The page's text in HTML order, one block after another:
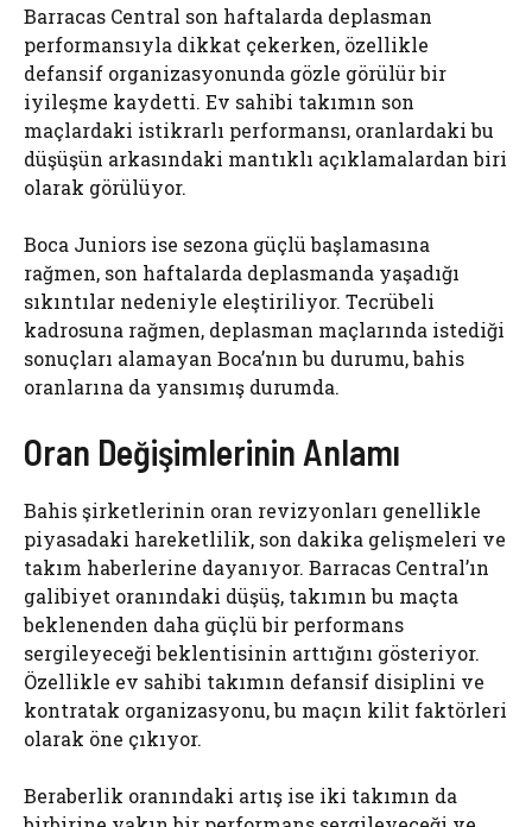
Barracas Central son haftalarda deplasman
performansıyla dikkat çekerken, özellikle
defansif organizasyonunda gözle görülür bir
iyileşme kaydetti. Ev sahibi takımın son
maçlardaki istikrarlı performansı, oranlardaki bu
düşüşün arkasındaki mantıklı açıklamalardan biri
olarak görülüyor.
Boca Juniors ise sezona güçlü başlamasına
rağmen, son haftalarda deplasmanda yaşadığı
sıkıntılar nedeniyle eleştiriliyor. Tecrübeli
kadrosuna rağmen, deplasman maçlarında istediği
sonuçları alamayan Boca’nın bu durumu, bahis
oranlarına da yansımış durumda.
Oran Değişimlerinin Anlamı
Bahis şirketlerinin oran revizyonları genellikle
piyasadaki hareketlilik, son dakika gelişmeleri ve
takım haberlerine dayanıyor. Barracas Central’ın
galibiyet oranındaki düşüş, takımın bu maçta
beklenenden daha güçlü bir performans
sergileyeceği beklentisinin arttığını gösteriyor.
Özellikle ev sahibi takımın defansif disiplini ve
kontratak organizasyonu, bu maçın kilit faktörleri
olarak öne çıkıyor.
Beraberlik oranındaki artış ise iki takımın da